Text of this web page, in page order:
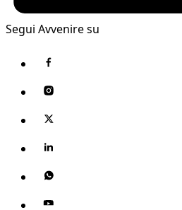
Segui Avvenire su